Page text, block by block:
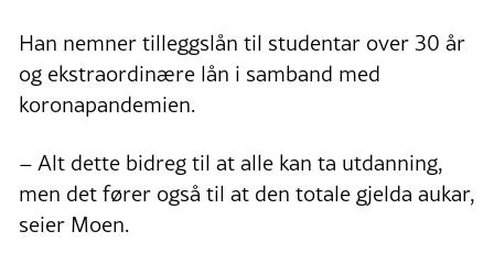
Han nemner tilleggslån til studentar over 30 år
og ekstraordinære lån i samband med
koronapandemien.
– Alt dette bidreg til at alle kan ta utdanning,
men det fører også til at den totale gjelda aukar,
seier Moen.